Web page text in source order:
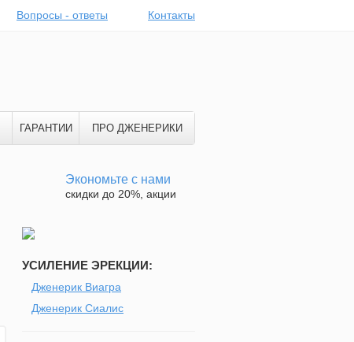
Вопросы - ответы Контакты
ГАРАНТИИ ПРО ДЖЕНЕРИКИ
Экономьте с нами
скидки до 20%, акции
УСИЛЕНИЕ ЭРЕКЦИИ:
Дженерик Виагра
Дженерик Сиалис